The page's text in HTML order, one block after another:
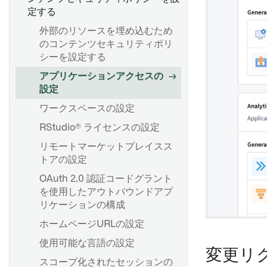
定する
外部のリソースを埋め込むため
のコンテンツセキュリティポリ
シーを設定する
アプリケーションアクセスの
設定
ワークスペースの設定
RStudio® ライセンスの設定
リモートマーケットプレイスス
トアの設定
OAuth 2.0 認証コードグラント
を使用したアウトバウンドアプ
リケーションの構成
ホームページURLの設定
使用可能な言語の設定
スコープ化されたセッションの
変更リ